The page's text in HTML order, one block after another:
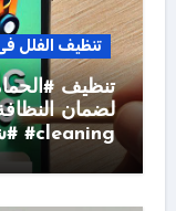
تنظيف الفلل
تنظيف
#cleaning #شركه #تنظيف